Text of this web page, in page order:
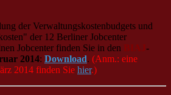
der Verwaltungskostenbudgets und
der 12 Berliner Jobcenter
Jobcenter finden Sie in den BIAJ-
2014: Download. (Anm.: eine
2014 finden Sie hier.)